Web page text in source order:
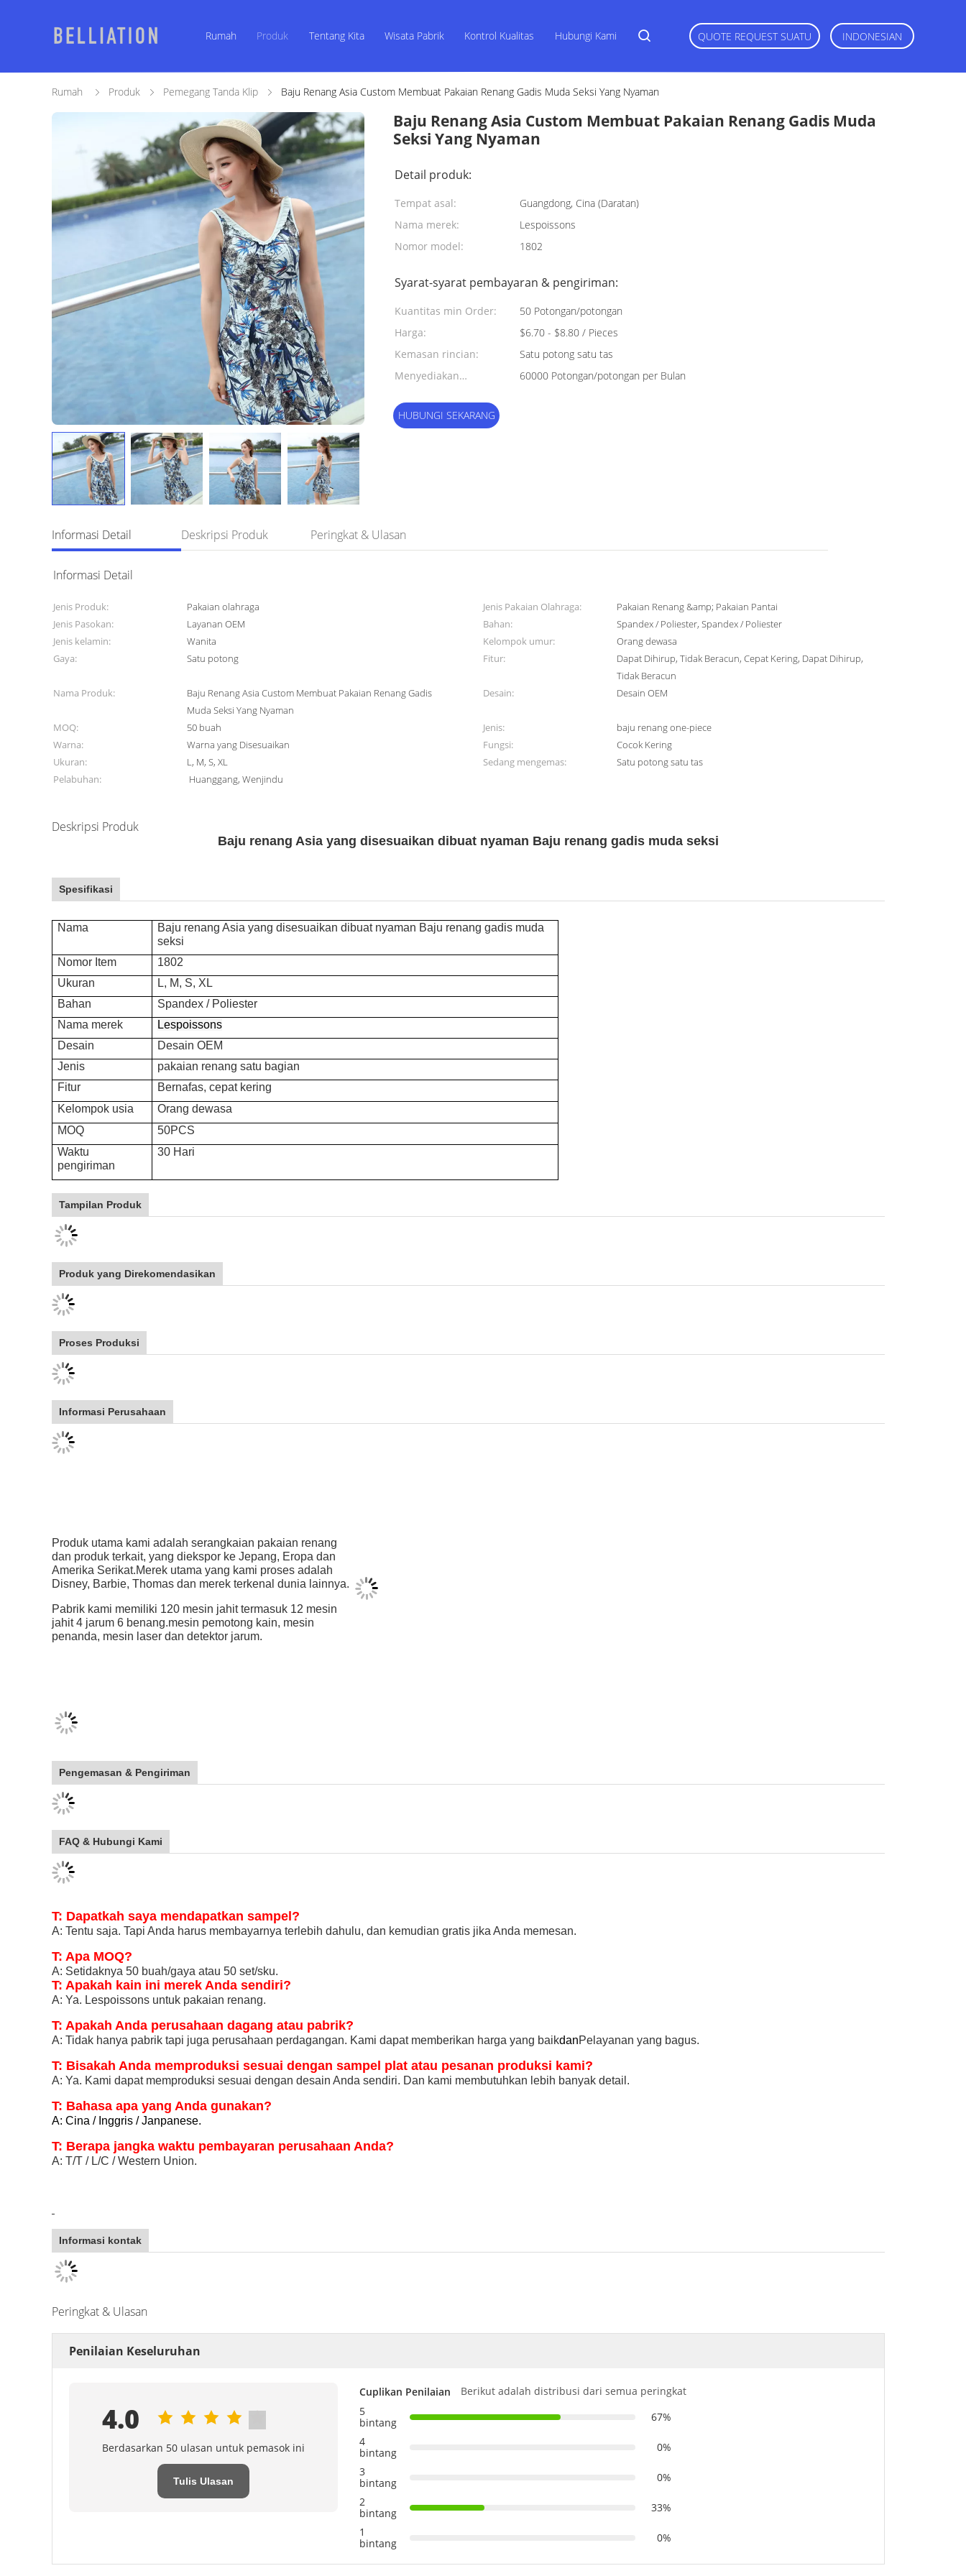
Rumah Produk Tentang Kita Wisata Pabrik Kontrol Kualitas Hubungi Kami QUOTE REQUEST SUATU INDONESIAN
Rumah Produk Pemegang Tanda Klip Baju Renang Asia Custom Membuat Pakaian Renang Gadis Muda Seksi Yang Nyaman
Baju Renang Asia Custom Membuat Pakaian Renang Gadis Muda
Seksi Yang Nyaman
Detail produk:
Tempat asal:
Guangdong, Cina (Daratan)
Nama merek:
Lespoissons
Nomor model:
1802
Syarat-syarat pembayaran & pengiriman:
Kuantitas min Order:
50 Potongan/potongan
Harga:
$6.70 - $8.80 / Pieces
Kemasan rincian:
Satu potong satu tas
Menyediakan
60000 Potongan/potongan per Bulan
HUBUNGI SEKARANG
Informasi Detail Deskripsi Produk Peringkat & Ulasan
Informasi Detail
Jenis Produk: Pakaian olahraga Jenis Pakaian Olahraga:
Pakaian Renang &amp; Pakaian Pantai
Jenis Pasokan:
Layanan OEM Bahan:
Spandex / Poliester, Spandex / Poliester
Jenis kelamin:
Wanita Kelompok umur:
Orang dewasa
Gaya:
Satu potong Fitur:
Dapat Dihirup, Tidak Beracun, Cepat Kering, Dapat Dihirup,
Tidak Beracun
Nama Produk:
Baju Renang Asia Custom Membuat Pakaian Renang Gadis
Muda Seksi Yang Nyaman
Desain: Desain OEM
MOQ: 50 buah Jenis:
baju renang one-piece
Warna:
Warna yang Disesuaikan Fungsi:
Cocok Kering
Ukuran:
L, M, S, XL Sedang mengemas:
Satu potong satu tas
Pelabuhan:
Huanggang, Wenjindu
Deskripsi Produk
Baju renang Asia yang disesuaikan dibuat nyaman Baju renang gadis muda seksi
Spesifikasi
Nama
Baju renang Asia yang disesuaikan dibuat nyaman Baju renang gadis muda
seksi
Nomor Item
1802
Ukuran
L, M, S, XL
Bahan
Spandex / Poliester
Nama merek
Lespoissons
Desain
Desain OEM
Jenis
pakaian renang satu bagian
Fitur
Bernafas, cepat kering
Kelompok usia
Orang dewasa
MOQ
50PCS
Waktu
pengiriman
30 Hari
Tampilan Produk
Produk yang Direkomendasikan
Proses Produksi
Informasi Perusahaan
Pabrik kami memiliki 120 mesin jahit termasuk 12 mesin
jahit 4 jarum 6 benang.mesin pemotong kain, mesin
penanda, mesin laser dan detektor jarum.
FAQ & Hubungi Kami
T: Dapatkah saya mendapatkan sampel?
A: Tentu saja. Tapi Anda harus membayarnya terlebih dahulu, dan kemudian gratis jika Anda memesan.
T: Apakah kain ini merek Anda sendiri?
A: Ya. Lespoissons untuk pakaian renang.
T: Apakah Anda perusahaan dagang atau pabrik?
A: Tidak hanya pabrik tapi juga perusahaan perdagangan. Kami dapat memberikan harga yang baik
T: Bisakah Anda memproduksi sesuai dengan sampel plat atau pesanan produksi kami?
T: Bahasa apa yang Anda gunakan?
T: Berapa jangka waktu pembayaran perusahaan Anda?
Peringkat & Ulasan
Penilaian Keseluruhan
4.0
Tulis Ulasan
bintang
3
bintang
0%
2
bintang
33%
1
bintang
0%